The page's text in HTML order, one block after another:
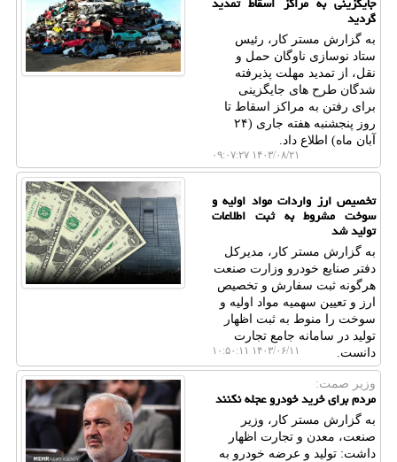
گردید
به گزارش مستر کار، رئیس
ستاد نوسازی ناوگان حمل و
نقل، از تمدید مهلت پذیرفته
شدگان طرح های جایگزینی
برای رفتن به مراکز اسقاط تا
روز پنجشنبه هفته جاری (۲۴
آبان ماه) اطلاع داد.
۱۴۰۳/۰۸/۲۱ ۰۹:۰۷:۲۷
تخصیص ارز واردات مواد اولیه و
سوخت مشروط به ثبت اطلاعات
تولید شد
به گزارش مستر کار، مدیرکل
دفتر صنایع خودرو وزارت صنعت
هرگونه ثبت سفارش و تخصیص
ارز و تعیین سهمیه مواد اولیه و
سوخت را منوط به ثبت اظهار
تولید در سامانه جامع تجارت
دانست.
۱۴۰۳/۰۶/۱۱ ۱۰:۵۰:۱۱
وزیر صمت:
مردم برای خرید خودرو عجله نکنند
به گزارش مستر کار، وزیر
صنعت، معدن و تجارت اظهار
داشت: تولید و عرضه خودرو به